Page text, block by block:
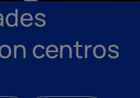
centros